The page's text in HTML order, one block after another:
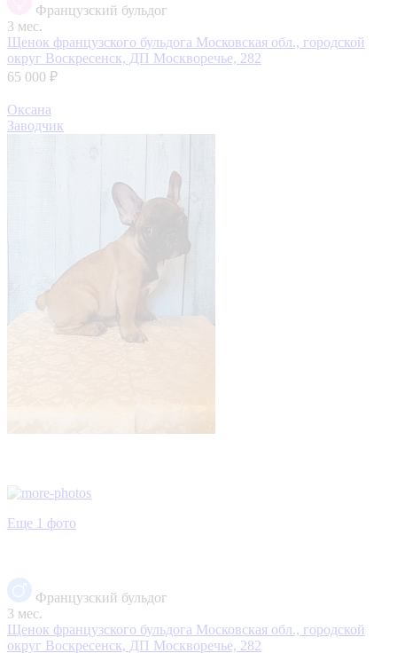
Французский бульдог
3 мес.
Щенок французского бульдога Московская обл., городской
округ Воскресенск, ДП Москворечье, 282
65 000 ₽
Оксана
Заводчик
Еще 1 фото
Французский бульдог
3 мес.
Щенок французского бульдога Московская обл., городской
округ Воскресенск, ДП Москворечье, 282